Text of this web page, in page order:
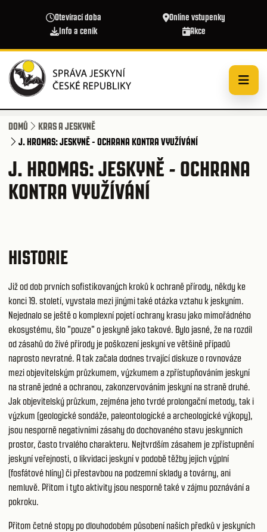
Otevírací doba
Online vstupenky
Info a ceník
Akce
DOMŮ
KRAS A JESKYNĚ
J. HROMAS: JESKYNĚ - OCHRANA KONTRA VYUŽÍVÁNÍ
J. HROMAS: JESKYNĚ - OCHRANA
KONTRA VYUŽÍVÁNÍ
HISTORIE
Již od dob prvních sofistikovaných kroků k ochraně přírody, někdy ke
konci 19. století, vyvstala mezi jinými také otázka vztahu k jeskyním.
Nejednalo se ještě o komplexní pojetí ochrany krasu jako mimořádného
ekosystému, šlo "pouze" o jeskyně jako takové. Bylo jasné, že na rozdíl
od zásahů do živé přírody je poškození jeskyní ve většině případů
naprosto nevratné. A tak začala dodnes trvající diskuze o rovnováze
mezi objevitelským průzkumem, výzkumem a zpřístupňováním jeskyní
na straně jedné a ochranou, zakonzervováním jeskyní na straně druhé.
Jak objevitelský průzkum, zejména jeho tvrdé prolongační metody, tak i
výzkum (geologické sondáže, paleontologické a archeologické výkopy),
jsou nesporně negativními zásahy do dochovaného stavu jeskynních
prostor, často trvalého charakteru. Nejtvrdším zásahem je zpřístupnění
jeskyní veřejnosti, o likvidaci jeskyní v podobě těžby jejich výplní
(fosfátové hlíny) či přestavbou na podzemní sklady a továrny, ani
nemluvě. Přitom i tyto aktivity jsou nesporně také v zájmu poznávání a
pokroku.
Přitom četné stopy po dlouhodobém působení našich předků v jeskyních